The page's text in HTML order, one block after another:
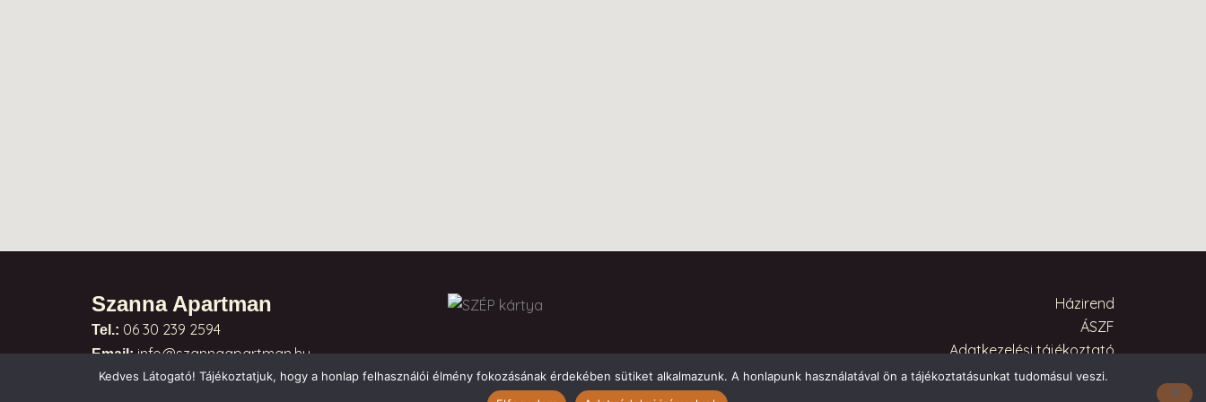
Szanna Apartman
Tel.: 06 30 239 2594
Email:info@szannaapartman.hu
Cím:Doboz-Szanazug, Kárász utca 11/1.
Házirend
ÁSZF
Adatkezelési tájékoztató
Kedves Látogató! Tájékoztatjuk, hogy a honlap felhasználói élmény fokozásának érdekében sütiket alkalmazunk. A honlapunk használatával ön a tájékoztatásunkat tudomásul veszi.